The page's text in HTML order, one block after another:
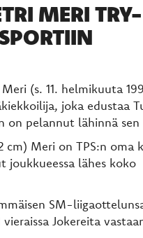
MERI TRY-
(s. 11. helmikuuta
joka edustaa
on pelannut lähinnä
cm) Meri on TPS:n oma
joukkueessa lähes koko
SM-
Jokereita